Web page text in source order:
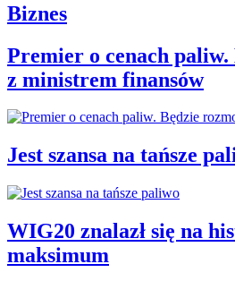
Biznes
Premier o cenach paliw.
z ministrem finansów
Jest szansa na tańsze
WIG20 znalazł się na
maksimum